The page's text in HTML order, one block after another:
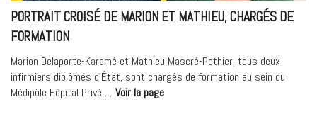
PORTRAIT CROISÉ DE MARION ET MATHIEU, CHARGÉS DE
FORMATION
Marion Delaporte-Karamé et Mathieu Mascré-Pothier, tous deux
infirmiers diplômés d’État, sont chargés de formation au sein du
Médipôle Hôpital Privé … Voir la page« Portrait